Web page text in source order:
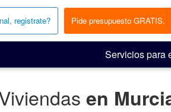
registrate? Pide presupuesto GRATIS.
Servicios para
en